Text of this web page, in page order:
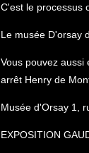
C'est le processus
Le musée D'orsay
Vous pouvez aussi
arrêt Henry de
Musée d'Orsay 1,
EXPOSITION